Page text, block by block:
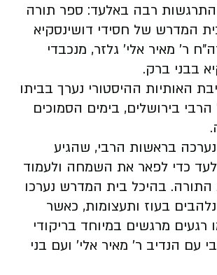
רבה באלעד: ספר תורה
המדרש של חסידי דושינסקיא
ר' מאיר אלי' גלזר, מנכבדי
בבני ברק.
האותיות ההיסטורי נערך בביתו
בירושלים, בימים הסמוכים
בראשות הרבי, שהגיע
כדי לפאר את השמחה ולעמוד
בהיכל בית המדרש נערכו
בעוז ותעצומות, כאשר
מרגשים במיוחד בריקודי
עם הנדיב ר' מאיר אלי' ועם בני